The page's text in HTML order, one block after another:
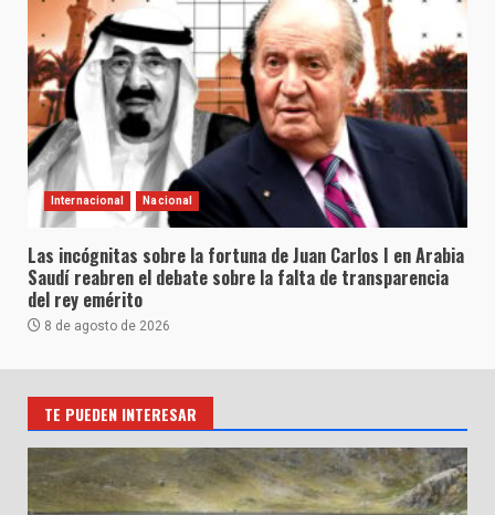
Internacional Nacional
Las incógnitas sobre la fortuna de Juan Carlos I en Arabia
Saudí reabren el debate sobre la falta de transparencia
del rey emérito
8 de agosto de 2026
TE PUEDEN INTERESAR